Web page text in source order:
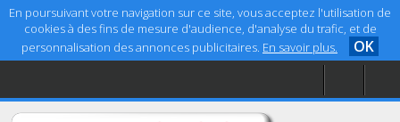
En poursuivant votre navigation sur ce site, vous acceptez l'utilisation de
cookies à des fins de mesure d'audience, d'analyse du trafic, et de
personnalisation des annonces publicitaires. En savoir plus. OK
Accueil
Aide